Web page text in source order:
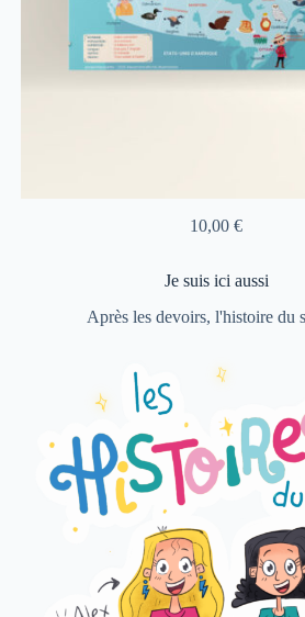
10,00€
Je suis ici aussi
Après les devoirs, l'histoire du